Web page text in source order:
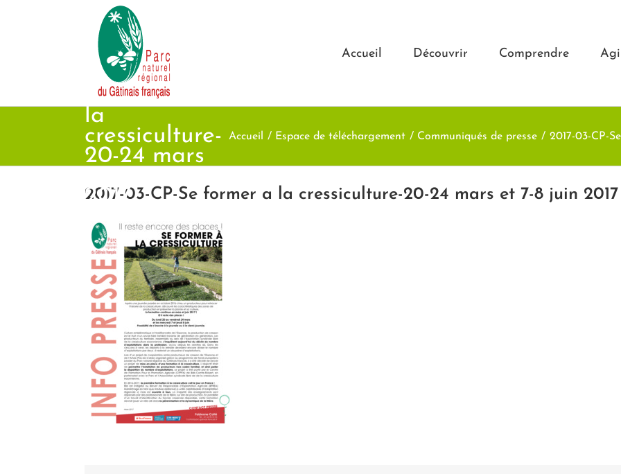
Accueil Découvrir Comprendre
2017-03-CP-
Se former a
la
cressiculture-
20-24 mars
2017
Accueil Espace de téléchargement Communiqués de presse 2017-03-CP-
2017-03-CP-Se former a la cressiculture-20-24 mars et 7-8 juin 2017